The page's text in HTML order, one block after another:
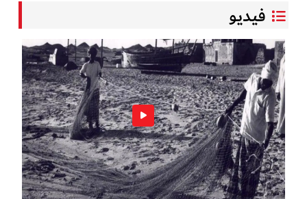
فيديو